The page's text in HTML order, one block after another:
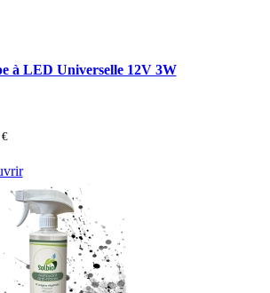
à LED Universelle 12V 3W
€